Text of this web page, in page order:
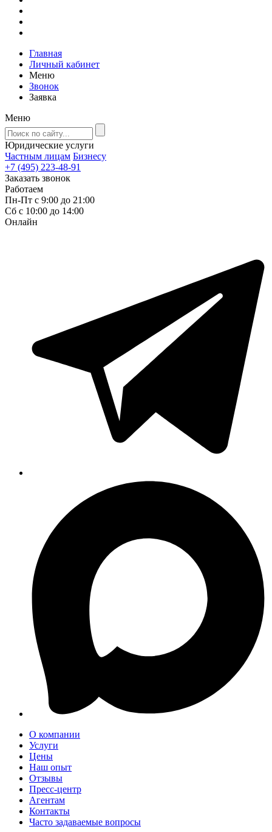
Главная
Личный кабинет
Меню
Звонок
Заявка
Меню
Юридические услуги
Частным лицам Бизнесу
+7 (495) 223-48-91
Заказать звонок
Работаем
Пн-Пт с 9:00 до 21:00
Сб с 10:00 до 14:00
Онлайн
О компании
Услуги
Цены
Наш опыт
Отзывы
Пресс-центр
Агентам
Контакты
Часто задаваемые вопросы